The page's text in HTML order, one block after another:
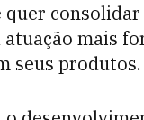
mais
seus produtos.